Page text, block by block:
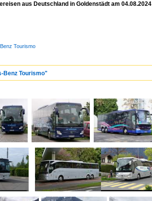
aus Deutschland in Goldenstädt am 04.08.2024
Tourismo
Benz Tourismo"